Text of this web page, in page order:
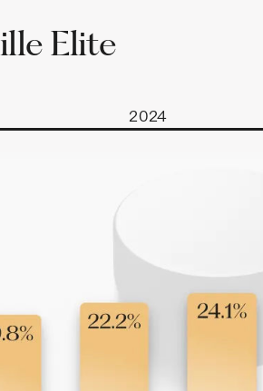
Elite
2024